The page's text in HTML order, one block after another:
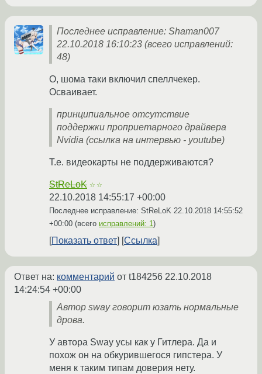
Последнее исправление: Shaman007
22.10.2018 16:10:23 (всего исправлений:
48)
О, шома таки включил спеллчекер.
Осваивает.
принципиальное отсутствие
поддержки проприетарного драйвера
Nvidia (ссылка на интервью - youtube)
Т.е. видеокарты не поддерживаются?
StReLoK ☆☆
22.10.2018 14:55:17 +00:00
Последнее исправление: StReLoK 22.10.2018 14:55:52
+00:00 (всего исправлений: 1)
Показать ответ Ссылка
Ответ на: комментарий от t184256 22.10.2018
14:24:54 +00:00
Автор sway говорит юзать нормальные
дрова.
У автора Sway усы как у Гитлера. Да и
похож он на обкурившегося гипстера. У
меня к таким типам доверия нету.